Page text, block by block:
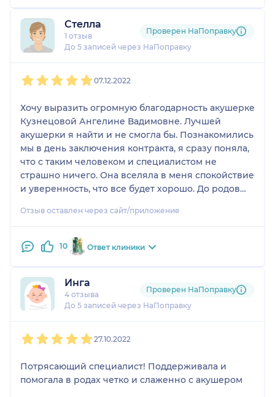
Стелла
1 отзыв
До 5 записей через НаПоправку
Проверен НаПоправку
07.12.2022
Хочу выразить огромную благодарность акушерке
Кузнецовой Ангелине Вадимовне. Лучшей
акушерки я найти и не смогла бы. Познакомились
мы в день заключения контракта, я сразу поняла,
что с таким человеком и специалистом не
страшно ничего. Она вселяла в меня спокойствие
и уверенность, что все будет хорошо. До родов
нужна была ее помощь и советы, оперативно
вопросы. Не отходила от меня от начала и до
конца родов.
души, рекомендую Кузнецову Ангелину
Вадимовну.
пациентка Глущенко С. Л.
Отзыв оставлен через сайт/приложение
10 Ответ клиники
Инга
4 отзыва
До 5 записей через НаПоправку
Проверен НаПоправку
27.10.2022
Потрясающий специалист! Поддерживала и
помогала в родах четко и слаженно с акушером